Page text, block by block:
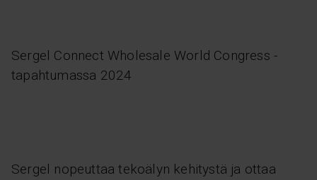
Sergel Connect Wholesale World Congress -
tapahtumassa 2024
Sergel nopeuttaa tekoälyn kehitystä ja ottaa